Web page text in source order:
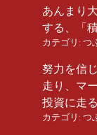
あんまり
する、「
カテゴリ: つ
努力を信
走り、マ
投資に走る
カテゴリ: つ